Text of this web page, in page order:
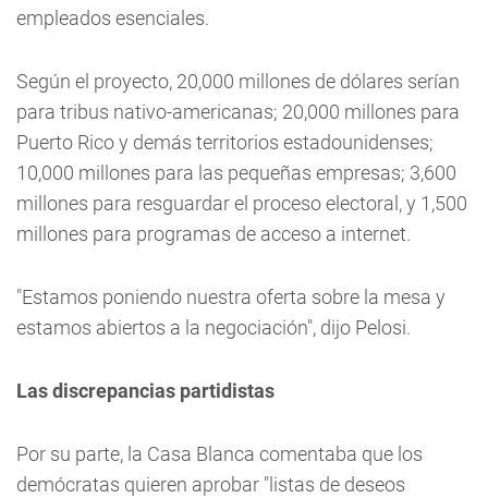
empleados esenciales.
Según el proyecto, 20,000 millones de dólares serían
para tribus nativo-americanas; 20,000 millones para
Puerto Rico y demás territorios estadounidenses;
10,000 millones para las pequeñas empresas; 3,600
millones para resguardar el proceso electoral, y 1,500
millones para programas de acceso a internet.
"Estamos poniendo nuestra oferta sobre la mesa y
estamos abiertos a la negociación", dijo Pelosi.
Las discrepancias partidistas
Por su parte, la Casa Blanca comentaba que los
demócratas quieren aprobar "listas de deseos